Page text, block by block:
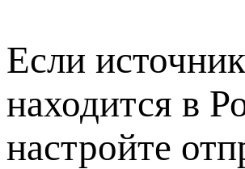
Если
находится в
настройте